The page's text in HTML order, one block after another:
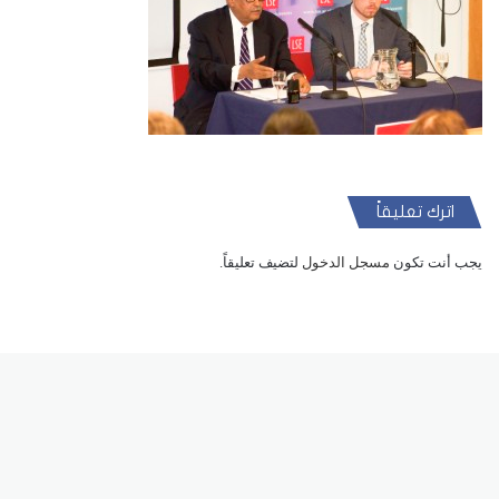
اترك تعليقاً
يجب أنت تكون مسجل الدخول لتضيف تعليقاً.